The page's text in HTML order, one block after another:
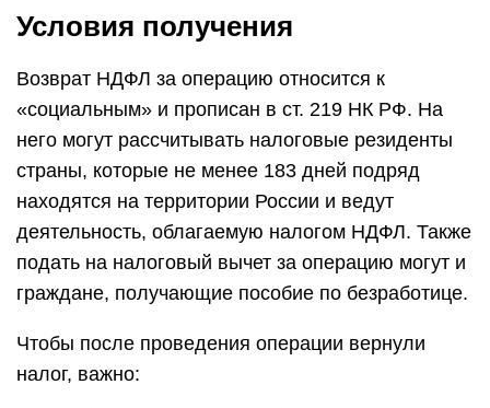
Условия получения
Возврат НДФЛ за операцию относится к
«социальным» и прописан в ст. 219 НК РФ. На
него могут рассчитывать налоговые резиденты
страны, которые не менее 183 дней подряд
находятся на территории России и ведут
деятельность, облагаемую налогом НДФЛ. Также
подать на налоговый вычет за операцию могут и
граждане, получающие пособие по безработице.
Чтобы после проведения операции вернули
налог, важно: